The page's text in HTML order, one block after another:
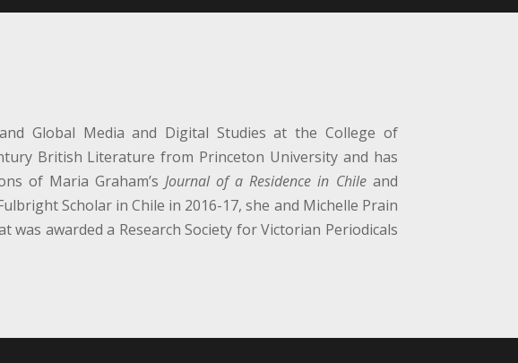
Global Media and Digital Studies at the College of
British Literature from Princeton University and has
of Maria Graham’sJournal of a Residence in Chile and
Scholar in Chile in 2016-17, she and Michelle Prain
awarded a Research Society for Victorian Periodicals